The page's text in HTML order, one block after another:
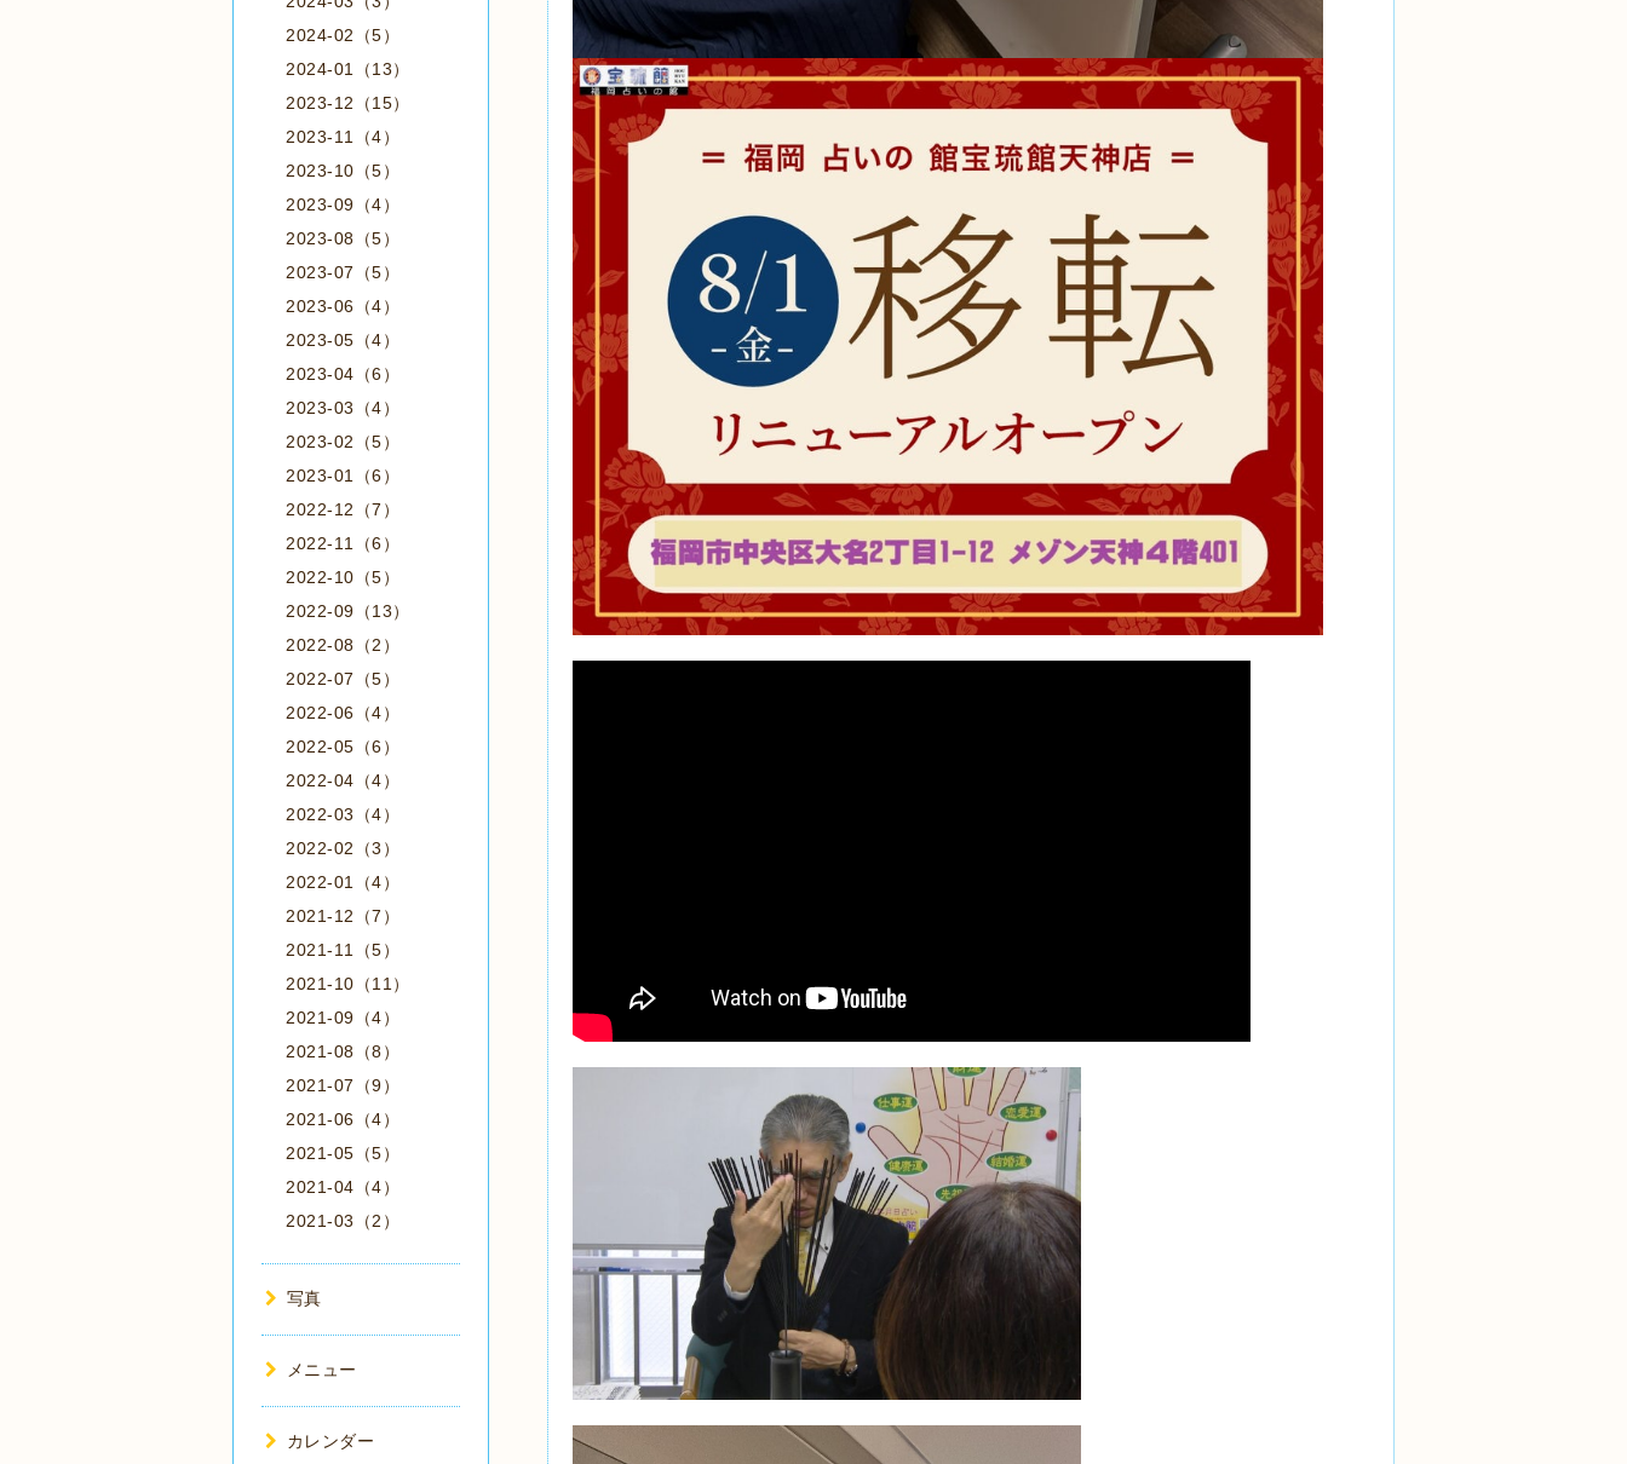
2024-02（5）
2024-01（13）
2023-12（15）
2023-11（4）
2023-10（5）
2023-09（4）
2023-08（5）
2023-07（5）
2023-06（4）
2023-05（4）
2023-04（6）
2023-03（4）
2023-02（5）
2023-01（6）
2022-12（7）
2022-11（6）
2022-10（5）
2022-09（13）
2022-08（2）
2022-07（5）
2022-06（4）
2022-05（6）
2022-04（4）
2022-03（4）
2022-02（3）
2022-01（4）
2021-12（7）
2021-11（5）
2021-10（11）
2021-09（4）
2021-08（8）
2021-07（9）
2021-06（4）
2021-05（5）
2021-04（4）
2021-03（2）
写真
メニュー
カレンダー